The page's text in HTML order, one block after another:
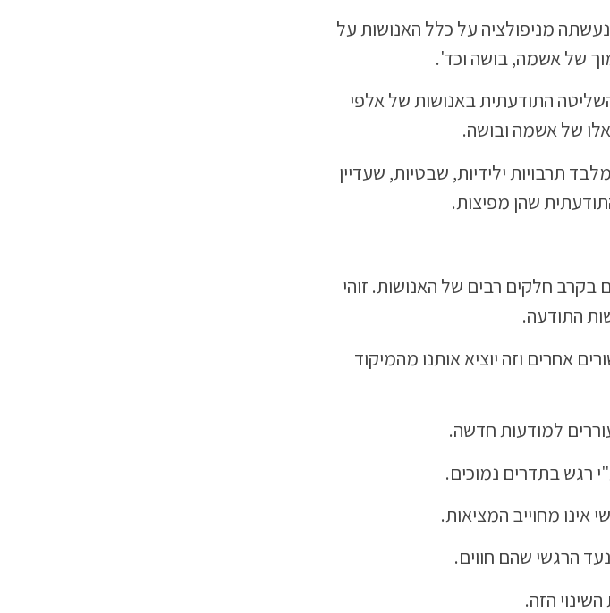
מניפולציה על כלל האנושות על
של אשמה, בושה וכד'.
התודעתית באנושות של אלפי
של אשמה ובושה.
תרבויות ילידיות, שבטיות, שעדיין
שהן מפיצות.
חלקים רבים של האנושות. זוהי
התודעה.
אחרים וזה יוציא אותנו מהמיקוד
למודעות חדשה.
רגש בתדרים נמוכים.
אינו מחוייב המציאות.
הרגשי שהם חווים.
הזה.